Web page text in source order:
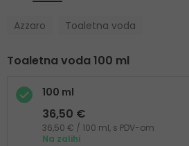
Azzaro Toaletna voda
Toaletna voda 100 ml
100 ml
36,50 €
36,50 € / 100 ml, s PDV-om
Na zalihi